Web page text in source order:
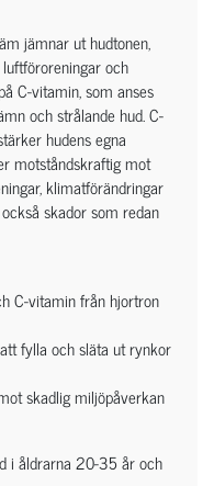
jämnar ut hudtonen,
och
C-vitamin, som anses
och strålande hud. C-
hudens egna
motståndskraftig mot
klimatförändringar
skador som redan
C-vitamin från hjortron
fylla och släta ut rynkor
skadlig miljöpåverkan
i åldrarna 20-35 år och